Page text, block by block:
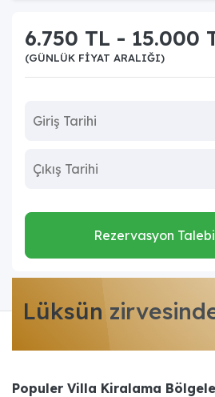
6.750 TL - 15.000
(GÜNLÜK FIYAT ARALIĞI)
Rezervasyon
Lüksün
Populer Villa Kiralama